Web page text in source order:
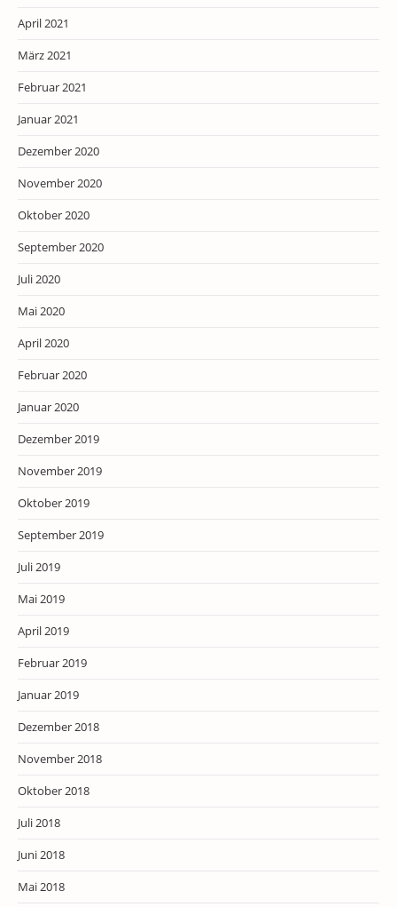
April 2021
März 2021
Februar 2021
Januar 2021
Dezember 2020
November 2020
Oktober 2020
September 2020
Juli 2020
Mai 2020
April 2020
Februar 2020
Januar 2020
Dezember 2019
November 2019
Oktober 2019
September 2019
Juli 2019
Mai 2019
April 2019
Februar 2019
Januar 2019
Dezember 2018
November 2018
Oktober 2018
Juli 2018
Juni 2018
Mai 2018